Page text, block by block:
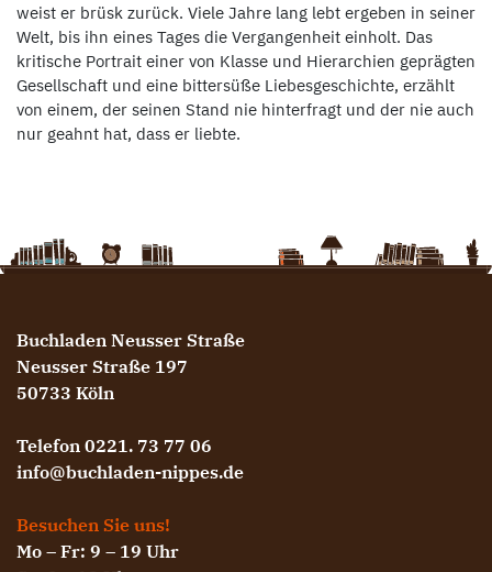
weist er brüsk zurück. Viele Jahre lang lebt ergeben in seiner
Welt, bis ihn eines Tages die Vergangenheit einholt. Das
kritische Portrait einer von Klasse und Hierarchien geprägten
Gesellschaft und eine bittersüße Liebesgeschichte, erzählt
von einem, der seinen Stand nie hinterfragt und der nie auch
nur geahnt hat, dass er liebte.
Buchladen Neusser Straße
Neusser Straße 197
50733 Köln
Telefon 0221. 73 77 06
info@buchladen-nippes.de
Besuchen Sie uns!
Mo – Fr: 9 – 19 Uhr